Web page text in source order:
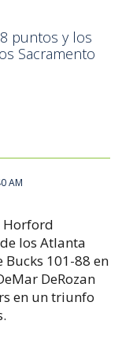
puntos y los
Sacramento
AM
Horford
los Atlanta
101-88 en
DeRozan
en un triunfo